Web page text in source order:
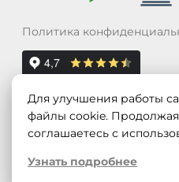
Политика
Для улучшения работы
файлы cookie. Продолжая
соглашаетесь с
Узнать подробнее